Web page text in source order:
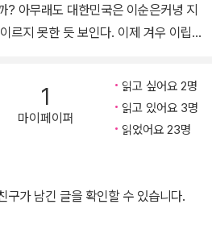
문사회 교양서를 펴냈다. 많은 사람들,
게 읽을 수 있는 대중적인 역사.인문사
했고, 2006년부터 2010년까지 진실?
(진실화해위원회)에서 일했다. 진실화
작업을 총괄하는 업무를 맡으면서 위
되었다. 지금은 한 국 근현대사와 인
하는 한 편, 평화박물관의 ‘반헌법행
『새로 쓴 한국
35장면』(공저), 『솔직하고 발칙한 한
? 아무래도 대한민국은 이순은커녕 지
르지 못한 듯 보인다. 이제 겨우 이립의
분명하다. 『대한민국사 1945~2008』
있는지 판단할 수 있는 근거를 제공한
의 성장에 관한 꼼꼼한 보고서이다. 오
기록했다. 대한민국이 이룬 성취와
관한 이야기도 있다. 또한 대한민국이
함됐다. 대한민국은 분단국
쟁과 맞닥뜨렸다. 전쟁 후에는 오랫
1
마이페이퍼
읽고 싶어요 2명
읽고 있어요 3명
읽었어요 23명
구가 남긴 글을 확인할 수 있습니다.